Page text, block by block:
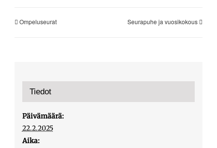
Ompeluseurat Seurapuhe ja vuosikokous
Tiedot
Päivämäärä:
22.2.2025
Aika: